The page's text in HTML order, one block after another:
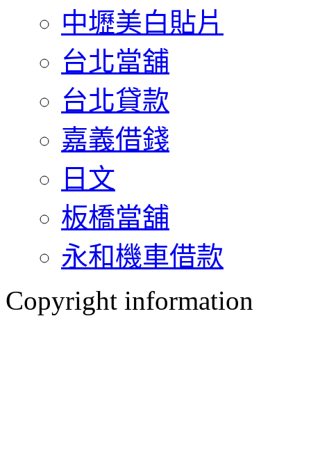
中壢美白貼片
台北當舖
台北貸款
嘉義借錢
日文
板橋當舖
永和機車借款
Copyright information